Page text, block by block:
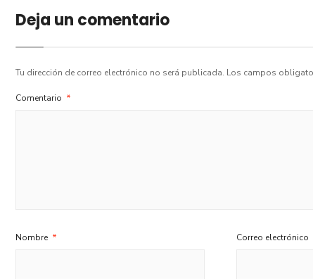
Deja un comentario
Tu dirección de correo electrónico no será publicada. Los campos
Comentario *
Nombre * Correo electrónico